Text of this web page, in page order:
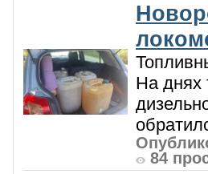
На днях
84